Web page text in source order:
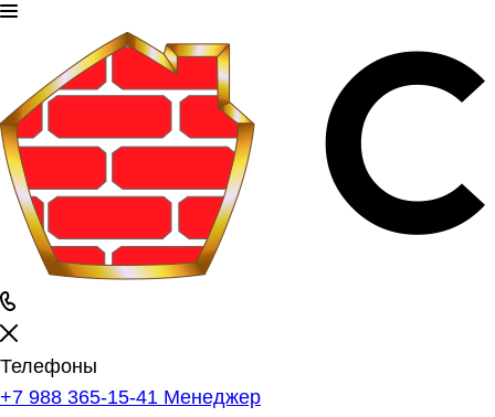
Телефоны
+7 988 365-15-41 Менеджер